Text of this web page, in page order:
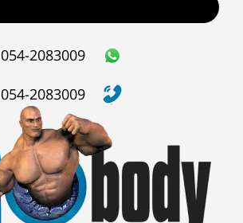
054-2083009
054-2083009